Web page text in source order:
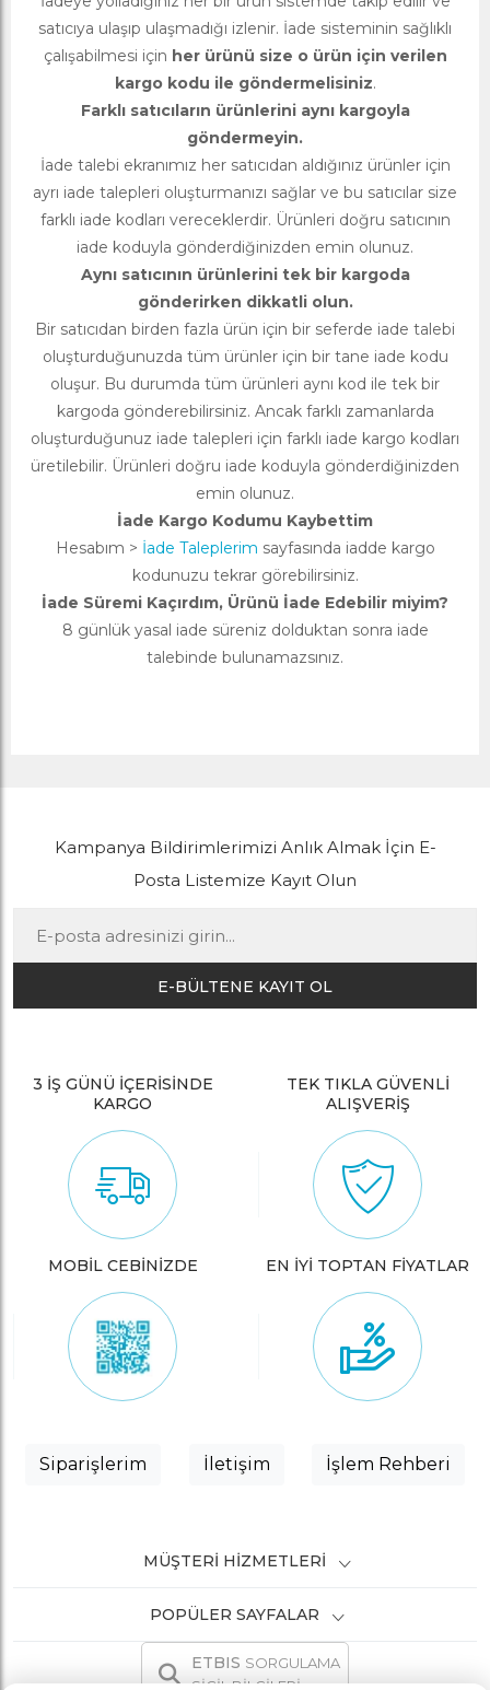
satıcıya ulaşıp ulaşmadığı izlenir. İade sisteminin sağlıklı
çalışabilmesi için her ürünü size o ürün için verilen
kargo kodu ile göndermelisiniz.
Farklı satıcıların ürünlerini aynı kargoyla
göndermeyin.
İade talebi ekranımız her satıcıdan aldığınız ürünler için
ayrı iade talepleri oluşturmanızı sağlar ve bu satıcılar size
farklı iade kodları vereceklerdir. Ürünleri doğru satıcının
iade koduyla gönderdiğinizden emin olunuz.
Aynı satıcının ürünlerini tek bir kargoda
gönderirken dikkatli olun.
Bir satıcıdan birden fazla ürün için bir seferde iade talebi
oluşturduğunuzda tüm ürünler için bir tane iade kodu
oluşur. Bu durumda tüm ürünleri aynı kod ile tek bir
kargoda gönderebilirsiniz. Ancak farklı zamanlarda
oluşturduğunuz iade talepleri için farklı iade kargo kodları
üretilebilir. Ürünleri doğru iade koduyla gönderdiğinizden
emin olunuz.
İade Kargo Kodumu Kaybettim
Hesabım > İade Taleplerim sayfasında iadde kargo
kodunuzu tekrar görebilirsiniz.
İade Süremi Kaçırdım, Ürünü İade Edebilir miyim?
8 günlük yasal iade süreniz dolduktan sonra iade
talebinde bulunamazsınız.
Kampanya Bildirimlerimizi Anlık Almak İçin E-
Posta Listemize Kayıt Olun
E-BÜLTENE KAYIT OL
3 İŞ GÜNÜ İÇERİSİNDE
KARGO
TEK TIKLA GÜVENLİ
ALIŞVERİŞ
MOBİL CEBİNİZDE EN İYİ TOPTAN FİYATLAR
Siparişlerim İletişim İşlem Rehberi
MÜŞTERI HIZMETLERI
POPÜLER SAYFALAR
ETBIS SORGULAMA
SİCİL BİLGİLERİ